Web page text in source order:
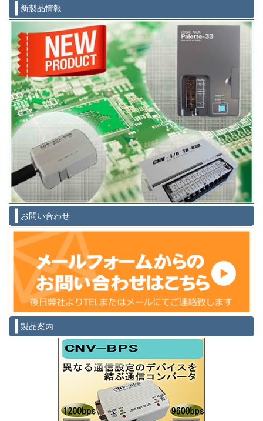
新製品情報
お問い合わせ
製品案内